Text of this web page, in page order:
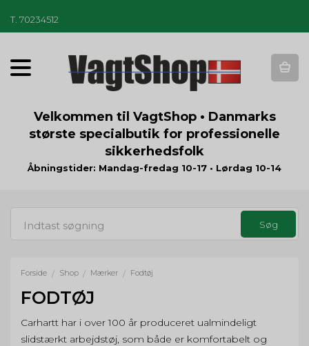
T 70234512
T
o
g
a
t
o
Velkommen til VagtShop • Danmarks
største specialbutik for professionelle
sikkerhedsfolk
Åbningstider: Mandag-fredag 10-17 • Lørdag 10-14
Forside / Shop / Mærker / Fodtøj
FODTØJ
Carhartt har i over 100 år produceret ualmindeligt
slidstærkt arbejdstøj, som både er komfortabelt og